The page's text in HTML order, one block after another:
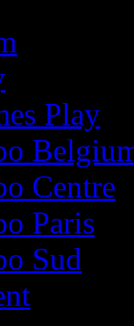
Play
Centre
Paris
Sud